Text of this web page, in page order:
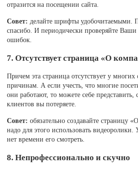
отразится на посещении сайта.
Совет: делайте шрифты удобочитаемыми.
спасибо. И периодически проверяйте Ваши
ошибок.
7. Отсутствует страница «О
Причем эта страница отсутствует у
причинам. А если учесть, что многие
они работают, то можете себе представить,
клиентов вы потеряете.
Совет: обязательно создавайте страницу
надо для этого использовать видеоролики.
нет времени его смотреть.
8. Непрофессионально и скучно